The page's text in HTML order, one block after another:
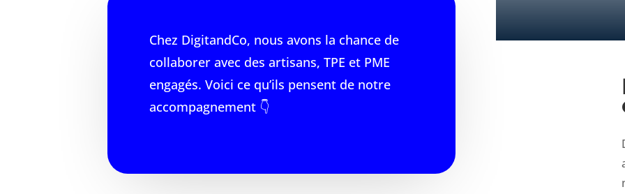
Chez DigitandCo, nous avons la chance de
collaborer avec des artisans, TPE et PME
engagés. Voici ce qu’ils pensent de notre
accompagnement 👇